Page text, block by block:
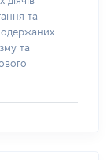
та
одержаних
та